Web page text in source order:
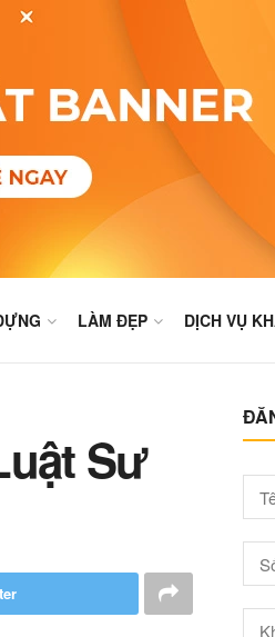
LÀM ĐẸP DỊCH VỤ
Sư